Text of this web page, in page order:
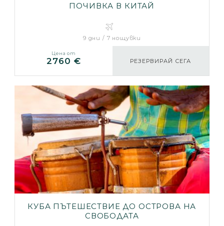
ПОЧИВКА В КИТАЙ
9 дни / 7 нощувки
Цена от
2760 € РЕЗЕРВИРАЙ СЕГА
КУБА ПЪТЕШЕСТВИЕ ДО ОСТРОВА НА
СВОБОДАТА